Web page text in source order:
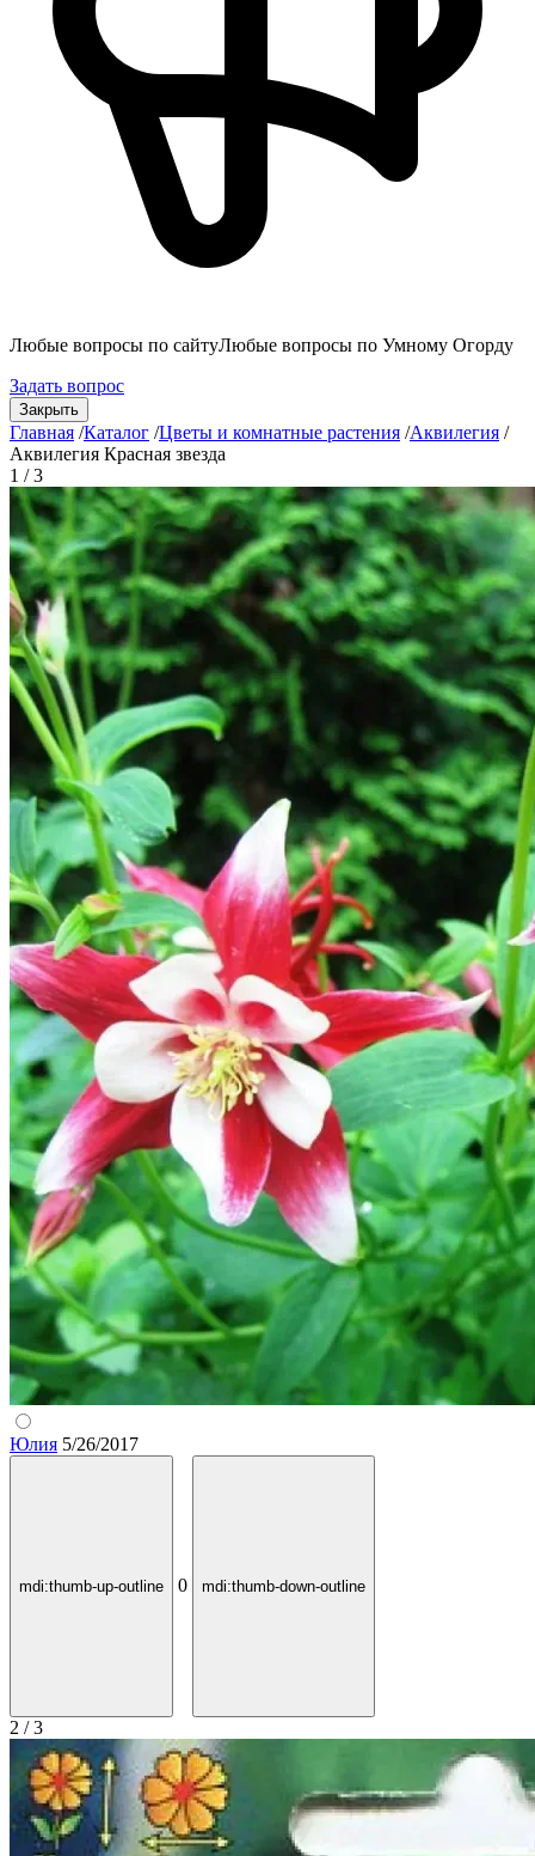
Любые вопросы по сайтуЛюбые вопросы по Умному Огорду
Задать вопрос
Закрыть
Главная /Каталог /Цветы и комнатные растения /Аквилегия /
Аквилегия Красная звезда
1 / 3
Юлия 5/26/2017
mdi:thumb-up-outline 0 mdi:thumb-down-outline
2 / 3